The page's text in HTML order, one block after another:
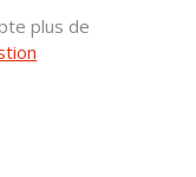
plus de